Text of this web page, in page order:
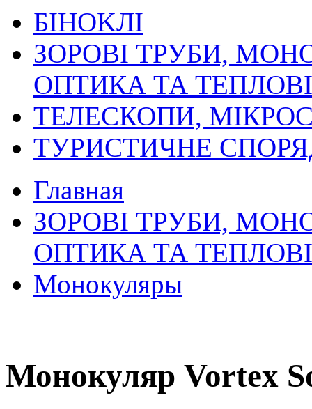
БIHOKЛI
ЗОРОВІ ТРУБИ,
ОПТИКА ТА
ТЕЛЕСКОПИ,
ТУРИСТИЧНЕ
Главная
ЗОРОВІ ТРУБИ,
ОПТИКА ТА
Монокуляры
Монокуляр Vortex